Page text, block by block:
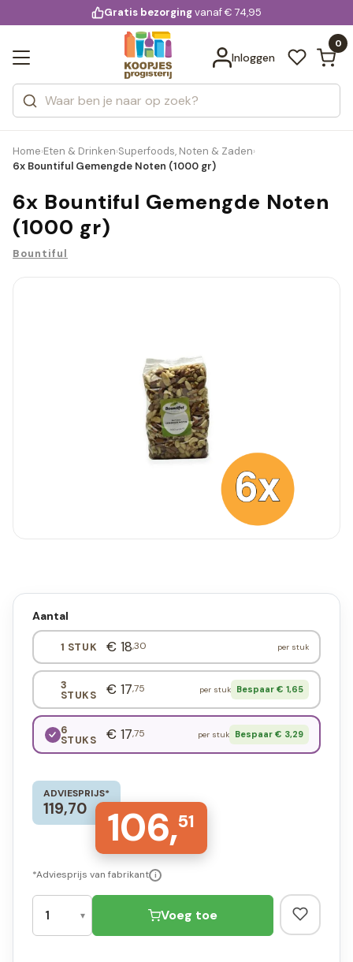
voor 20:00 uur besteld
Gratis bezorgingvanaf € 74,95
Inloggen
0
Zoeken
Categorieën
Merken
Bekijk alle resultaten
Home›Eten & Drinken›Superfoods, Noten & Zaden›
6x Bountiful Gemengde Noten (1000 gr)
6x Bountiful Gemengde Noten
(1000 gr)
Bountiful
Aantal
1 STUK € 18,30 per stuk
3
STUKS € 17,75 per stuk Bespaar € 1,65
6
STUKS € 17,75 per stuk Bespaar € 3,29
ADVIESPRIJS*
119,70 106,51
*Adviesprijs van fabrikant i
Voeg toe